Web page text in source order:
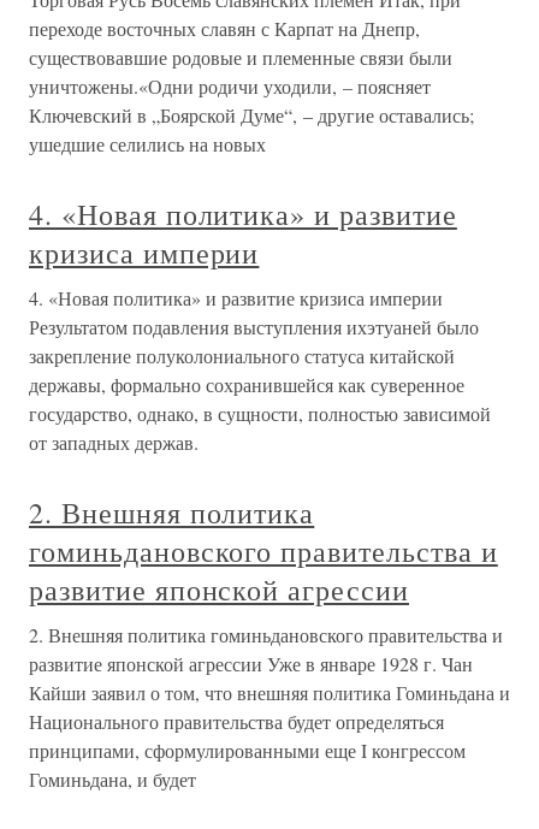
переходе восточных славян с Карпат на Днепр,
существовавшие родовые и племенные связи были
уничтожены.«Одни родичи уходили, – поясняет
Ключевский в „Боярской Думе“, – другие оставались;
ушедшие селились на новых
4. «Новая политика» и развитие
кризиса империи
4. «Новая политика» и развитие кризиса империи
Результатом подавления выступления ихэтуаней было
закрепление полуколониального статуса китайской
державы, формально сохранившейся как суверенное
государство, однако, в сущности, полностью зависимой
от западных держав.
2. Внешняя политика
гоминьдановского правительства и
развитие японской агрессии
2. Внешняя политика гоминьдановского правительства и
развитие японской агрессии Уже в январе 1928 г. Чан
Кайши заявил о том, что внешняя политика Гоминьдана и
Национального правительства будет определяться
принципами, сформулированными еще I конгрессом
Гоминьдана, и будет